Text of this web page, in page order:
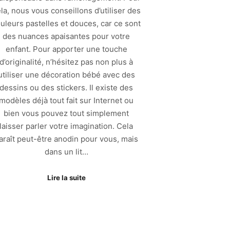
nous vous conseillons d’utiliser des
pastelles et douces, car ce sont
des nuances apaisantes pour votre
enfant. Pour apporter une touche
d’originalité, n’hésitez pas non plus à
une décoration bébé avec des
dessins ou des stickers. Il existe des
déjà tout fait sur Internet ou
bien vous pouvez tout simplement
laisser parler votre imagination. Cela
peut-être anodin pour vous, mais
dans un lit…
Lire la suite